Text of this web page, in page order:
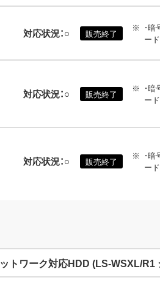
対応状況：○ 販売終了
・
ー
対応状況：○ 販売終了
・
ー
対応状況：○ 販売終了
・
ー
ットワーク対応HDD (LS-WSXL/R1